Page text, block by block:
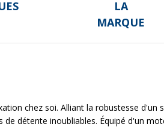
LA
MARQUE
chez soi. Alliant la robustesse d'un
détente inoubliables. Équipé d'un